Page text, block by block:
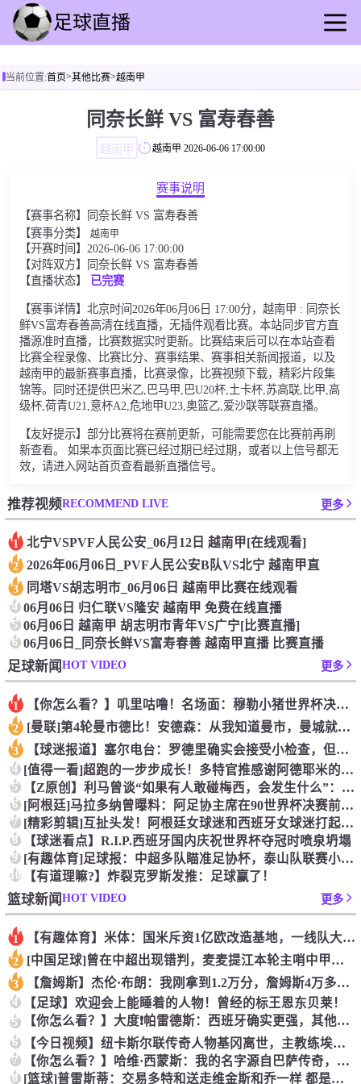
足球直播
其他比赛
当前位置:首页>其他比赛>越南甲
同奈长鲜 VS 富寿春善
越南甲 越南甲 2026-06-06 17:00:00
赛事说明
【赛事名称】同奈长鲜 VS 富寿春善
【赛事分类】 越南甲
【开赛时间】2026-06-06 17:00:00
【对阵双方】同奈长鲜 VS 富寿春善
【直播状态】
已完赛
【赛事详情】北京时间2026年06月06日 17:00分，越南甲 : 同奈长
鲜VS富寿春善高清在线直播，无插件观看比赛。本站同步官方直
播源准时直播，比赛数据实时更新。比赛结束后可以在本站查看
比赛全程录像、比赛比分、赛事结果、赛事相关新闻报道，以及
越南甲的最新赛事直播，比赛录像，比赛视频下载，精彩片段集
锦等。同时还提供巴米乙,巴马甲,巴U20杯,土卡杯,苏高联,比甲,高
级杯,荷青U21,意杯A2,危地甲U23,奥篮乙,爱沙联等联赛直播。
【友好提示】部分比赛将在赛前更新，可能需要您在比赛前再刷
新查看。 如果本页面比赛已经过期已经过期，或者以上信号都无
效，请进入网站首页查看最新直播信号。
推荐视频RECOMMEND LIVE 更多
1 北宁VSPVF人民公安_06月12日 越南甲[在线观看]
2 2026年06月06日_PVF人民公安B队VS北宁 越南甲直
3 同塔VS胡志明市_06月06日 越南甲比赛在线观看
4 06月06日 归仁联VS隆安 越南甲 免费在线直播
5 06月06日 越南甲 胡志明市青年VS广宁[比赛直播]
6 06月06日_同奈长鲜VS富寿春善 越南甲直播 比赛直播
足球新闻HOT VIDEO 更多
1 【你怎么看？】叽里咕噜！名场面：穆勒小猪世界杯决赛后用方言接
2 [曼联]第4轮曼市德比！安德森：从我知道曼市，曼城就是这座城
3 【球迷报道】塞尔电台：罗德里确实会接受小检查，但他没有任何严
4 [值得一看]超跑的一步步成长！多特官推感谢阿德耶米的贡献！
5 【Z原创】利马曾谈“如果有人敢碰梅西，会发生什么”：这种凝聚
6 [阿根廷]马拉多纳曾曝料：阿足协主席在90世界杯决赛前跟我说
7 [精彩剪辑]互扯头发！阿根廷女球迷和西班牙女球迷打起来了！
8 【球迷看点】R.I.P.西班牙国内庆祝世界杯夺冠时喷泉坍塌
9 [有趣体育]足球报：中超多队瞄准足协杯，泰山队联赛小幅轮换是
10 【有道理嘛?】炸裂克罗斯发推：足球赢了！
篮球新闻HOT VIDEO 更多
1 【有趣体育】米体：国米斥资1亿欧改造基地，一线队大楼即将在今
2 [中国足球]曾在中超出现错判，麦麦提江本轮主哨中甲陕西联合v
3 【詹姆斯】杰伦·布朗：我刚拿到1.2万分，詹姆斯4万多分是怎
4 【足球】欢迎会上能睡着的人物！曾经的标王恩东贝莱！
5 【你怎么看？】大度❗️帕雷德斯：西班牙确实更强，其他没啥好辟
6 【今日视频】纽卡斯尔联传奇人物基冈离世，主教练埃迪豪献上鲜花
7 【你怎么看？】哈维·西蒙斯：我的名字源自巴萨传奇，家人是最坚
8 [篮球]普雷斯蒂：交易多特和送走维金斯和乔一样 都是出于财务